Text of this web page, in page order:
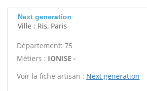
Next generation
Ville : Ris, Paris
Département: 75
Métiers : IONISE -
Voir la fiche artisan : Next generation